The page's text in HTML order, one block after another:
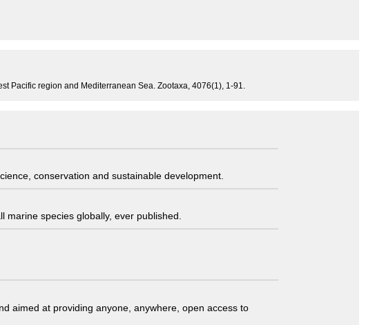
Pacific region and Mediterranean Sea. Zootaxa, 4076(1), 1-91.
conservation and sustainable development.
species globally, ever published.
aimed at providing anyone, anywhere, open access to